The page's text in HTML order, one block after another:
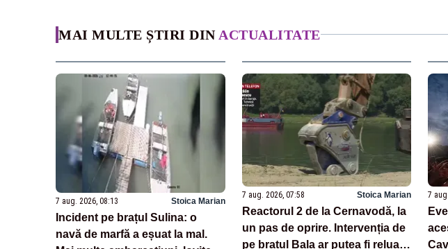
MAI MULTE ȘTIRI DIN ACTUALITATE
7 aug. 2026, 08:13 Stoica Marian
Incident pe brațul Sulina: o
navă de marfă a eșuat la mal.
7 aug. 2026, 07:58 Stoica Marian
Reactorul 2 de la Cernavodă, la
un pas de oprire. Intervenția de
pe brațul Bala ar putea fi reluată
7